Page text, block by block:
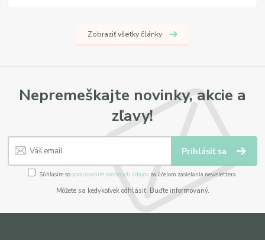
Zobraziť všetky články
Nepremeškajte novinky, akcie a
zľavy!
Prihlásiť sa
Súhlasím sospracovaním osobných údajov za účelom zasielania newslettera.
Môžete sa kedykoľvek odhlásiť. Buďte informovaný.